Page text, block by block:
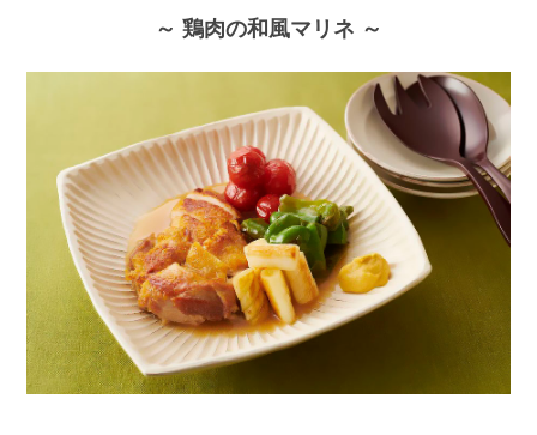
～ 鶏肉の和風マリネ ～